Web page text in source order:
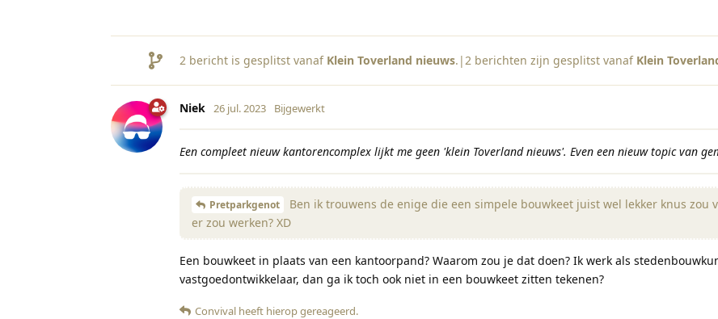
2 bericht is gesplitst vanaf Klein Toverland nieuws.| 2 berichten zijn gesplitst vanaf Klein
Niek 26 jul. 2023 Bijgewerkt
Een compleet nieuw kantorencomplex lijkt me geen 'klein Toverland nieuws'. Even een nieuw topic van
Pretparkgenot
Ben ik trouwens de enige die een simpele bouwkeet juist wel lekker knus zou
er zou werken? XD
Een bouwkeet in plaats van een kantoorpand? Waarom zou je dat doen? Ik werk als
vastgoedontwikkelaar, dan ga ik toch ook niet in een bouwkeet zitten tekenen?
Convival heeft hierop gereageerd.